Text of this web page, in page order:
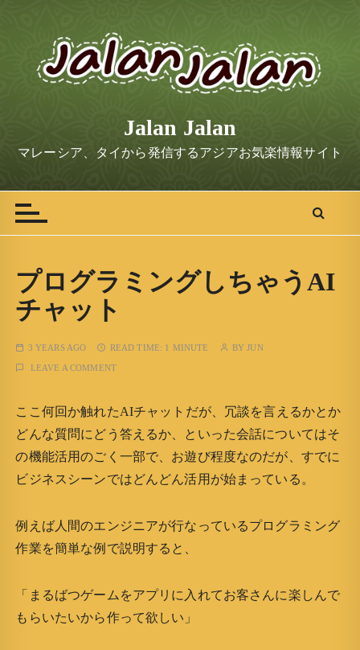
t
Jalan Jalan
マレーシア、タイから発信するアジアお気楽情報サイト
プログラミングしちゃうAI
チャット
3 YEARS AGO READ TIME: 1 MINUTE BYJUN
LEAVE A COMMENT
ここ何回か触れたAIチャットだが、冗談を言えるかとか
どんな質問にどう答えるか、といった会話についてはそ
の機能活用のごく一部で、お遊び程度なのだが、すでに
ビジネスシーンではどんどん活用が始まっている。
例えば人間のエンジニアが行なっているプログラミング
作業を簡単な例で説明すると、
「まるばつゲームをアプリに入れてお客さんに楽しんで
もらいたいから作って欲しい」